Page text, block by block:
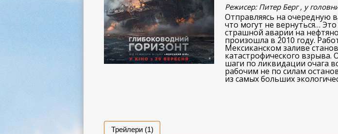
Режисер: Питер Берг , у
Отправляясь на очередную
что могут не вернуться…
страшной аварии на
произошла в 2010 году.
Мексиканском заливе
катастрофического
шаги по ликвидации очага
рабочим не по силам
из самых больших
Трейлери (1)